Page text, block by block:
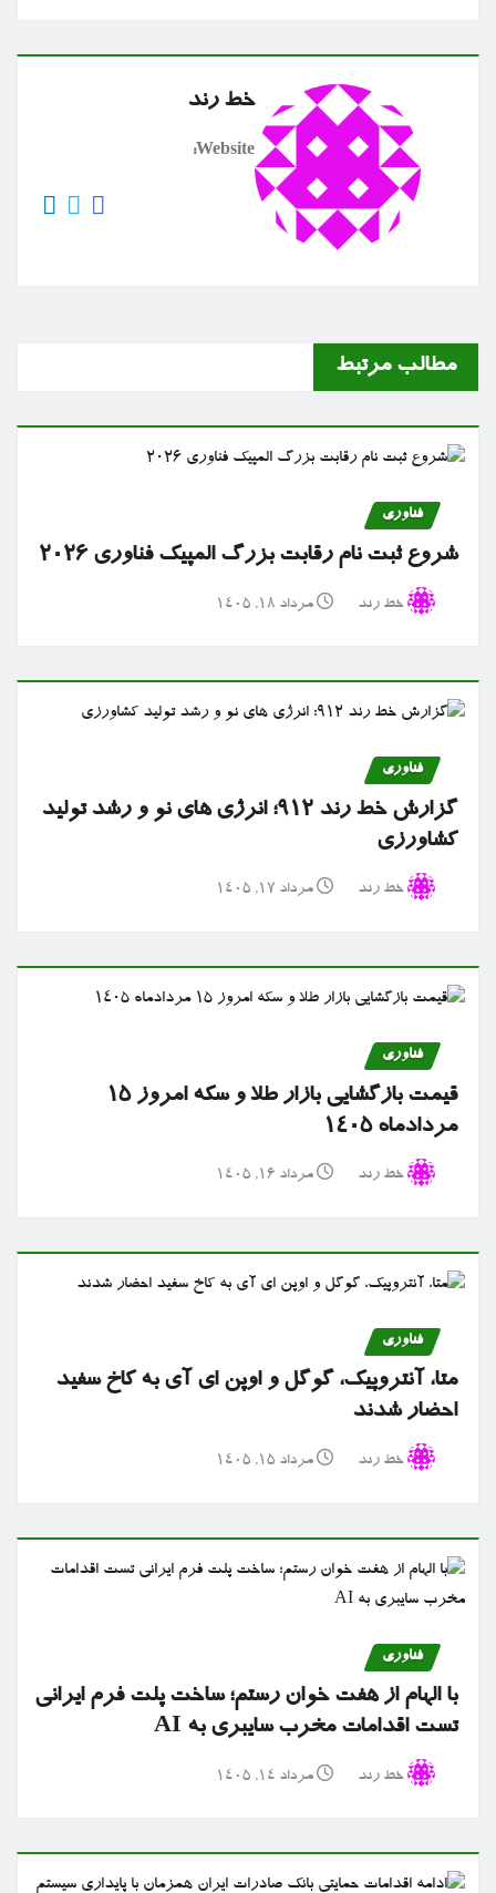
خط رند
Website:
مطالب مرتبط
فناوری
شروع ثبت نام رقابت بزرگ المپیک فناوری ۲۰۲۶
خط رند مرداد ۱۸, ۱۴۰۵
فناوری
گزارش خط رند ۹۱۲؛ انرژی های نو و رشد تولید
کشاورزی
خط رند مرداد ۱۷, ۱۴۰۵
فناوری
قیمت بازگشایی بازار طلا و سکه امروز ۱۵
مردادماه ۱۴۰۵
خط رند مرداد ۱۶, ۱۴۰۵
فناوری
متا، آنتروپیک، گوگل و اوپن ای آی به کاخ سفید
احضار شدند
خط رند مرداد ۱۵, ۱۴۰۵
فناوری
با الهام از هفت خوان رستم؛ ساخت پلت فرم ایرانی
تست اقدامات مخرب سایبری به AI
خط رند مرداد ۱۴, ۱۴۰۵